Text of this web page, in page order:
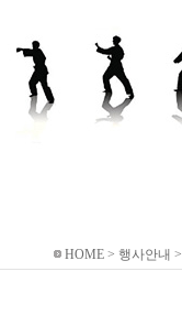
HOME > 행사안내 >